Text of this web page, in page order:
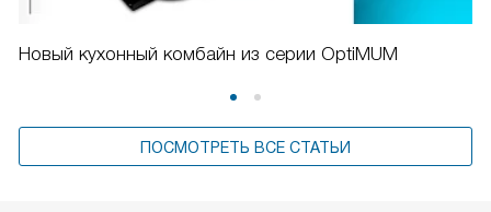
Новый кухонный комбайн из серии OptiMUM
ПОСМОТРЕТЬ ВСЕ СТАТЬИ